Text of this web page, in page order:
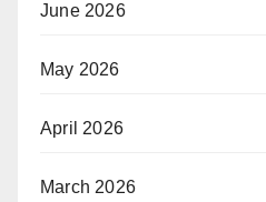
June 2026
May 2026
April 2026
March 2026